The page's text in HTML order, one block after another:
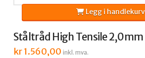
Ståltråd High Tensile
kr1.560,00 inkl. mva.
Legg i handlekurv